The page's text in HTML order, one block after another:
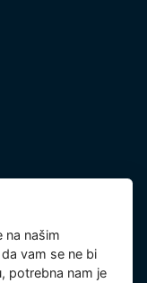
podataka
na našim
vam se ne bi
potrebna nam je